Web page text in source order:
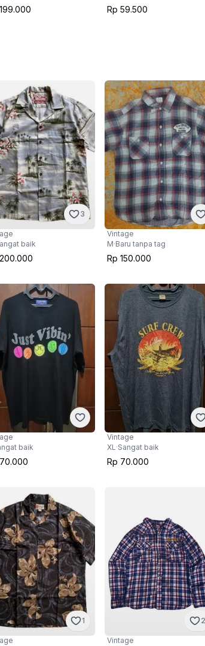
Rp 59.500
3
baik
Vintage
M·Baru tanpa tag
Rp 150.000
baik
Vintage
XL·Sangat baik
Rp 70.000
1 2
Vintage